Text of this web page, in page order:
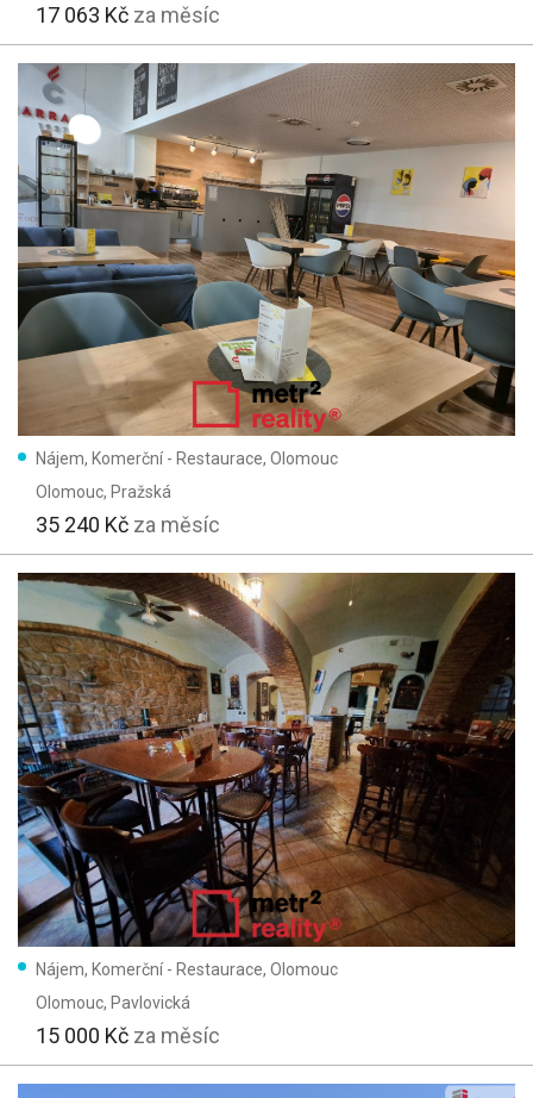
17 063 Kč za měsíc
Nájem, Komerční - Restaurace, Olomouc
Olomouc, Pražská
35 240 Kč za měsíc
Nájem, Komerční - Restaurace, Olomouc
Olomouc, Pavlovická
15 000 Kč za měsíc